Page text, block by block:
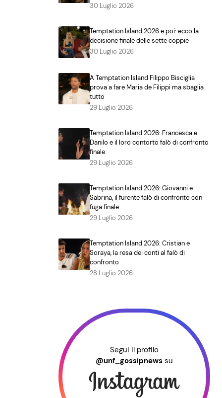
30 Luglio 2026
Temptation Island 2026 e poi: ecco la
decisione finale delle sette coppie
30 Luglio 2026
A Temptation Island Filippo Bisciglia
prova a fare Maria de Filippi ma sbaglia
tutto
29 Luglio 2026
Temptation Island 2026: Francesca e
Danilo e il loro contorto falò di confronto
finale
29 Luglio 2026
Temptation Island 2026: Giovanni e
Sabrina, il furente falò di confronto con
fuga finale
29 Luglio 2026
Temptation Island 2026: Cristian e
Soraya, la resa dei conti al falò di
confronto
28 Luglio 2026
Segui il profilo
@unf_gossipnews su